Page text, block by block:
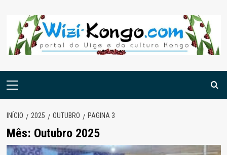
content
Menu
INÍCIO 2025 OUTUBRO PAGINA 3
Mês: Outubro 2025